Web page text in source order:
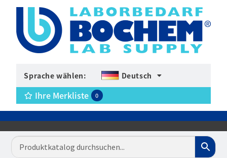
Sprache wählen: Deutsch
Ihre Merkliste 0